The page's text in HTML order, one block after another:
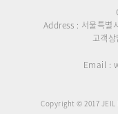
Address : 서울특별
고객
Email :
Copyright © 2017 JEIL